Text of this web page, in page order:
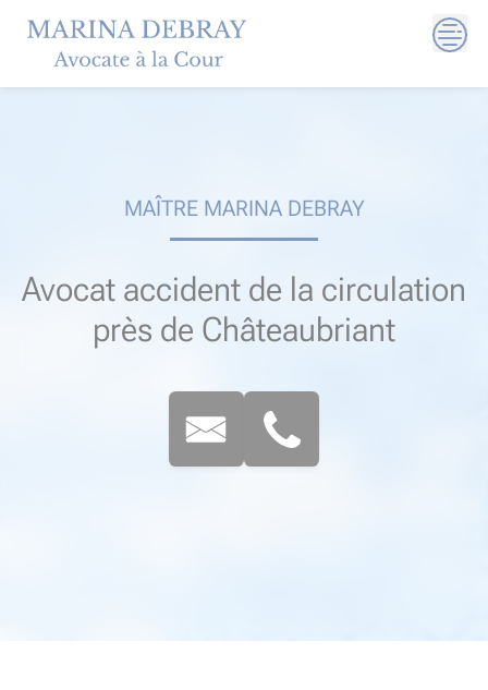
content
MAÎTRE MARINA DEBRAY
Avocat accident de la circulation
près de Châteaubriant